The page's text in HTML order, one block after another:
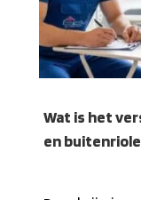
Wat is het
en